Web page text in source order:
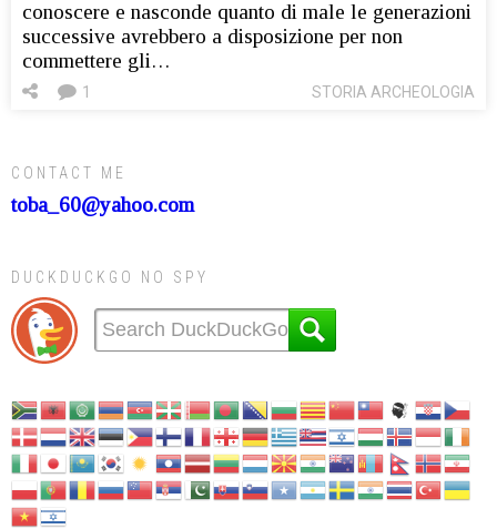
conoscere e nasconde quanto di male le generazioni
successive avrebbero a disposizione per non
commettere gli…
STORIA ARCHEOLOGIA
1
CONTACT ME
toba_60@yahoo.com
DUCKDUCKGO NO SPY